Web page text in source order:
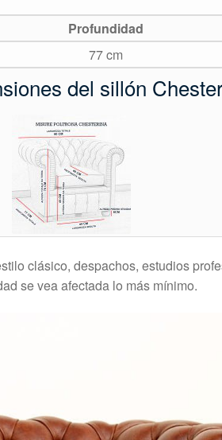
Profundidad
77 cm
del sillón
clásico, despachos, estudios
se vea afectada lo más mínimo.